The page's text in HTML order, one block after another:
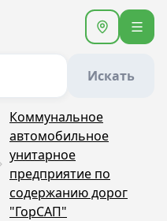
Искать
Коммунальное
автомобильное
унитарное
предприятие по
содержанию дорог
"ГорСАП"